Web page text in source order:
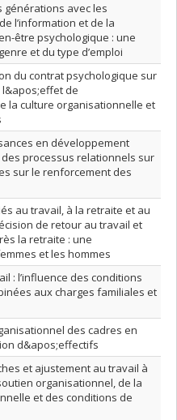
générations avec les
l’information et de la
être psychologique : une
et du type d’emploi
du contrat psychologique sur
l&apos;effet de
la culture organisationnelle et
en développement
processus relationnels sur
sur le renforcement des
au travail, à la retraite et au
de retour au travail et
la retraite : une
et les hommes
: l’influence des conditions
aux charges familiales et
des cadres en
d&apos;effectifs
et ajustement au travail à
organisationnel, de la
et des conditions de